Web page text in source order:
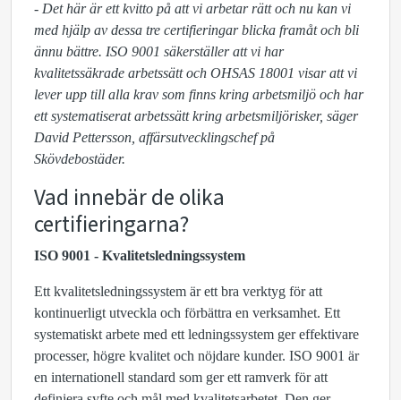
- Det här är ett kvitto på att vi arbetar rätt och nu kan vi
med hjälp av dessa tre certifieringar blicka framåt och bli
ännu bättre. ISO 9001 säkerställer att vi har
kvalitetssäkrade arbetssätt och OHSAS 18001 visar att vi
lever upp till alla krav som finns kring arbetsmiljö och har
ett systematiserat arbetssätt kring arbetsmiljörisker, säger
David Pettersson, affärsutvecklingschef på
Skövdebostäder.
Vad innebär de olika
certifieringarna?
ISO 9001 - Kvalitetsledningssystem
Ett kvalitetsledningssystem är ett bra verktyg för att
kontinuerligt utveckla och förbättra en verksamhet. Ett
systematiskt arbete med ett ledningssystem ger effektivare
processer, högre kvalitet och nöjdare kunder. ISO 9001 är
en internationell standard som ger ett ramverk för att